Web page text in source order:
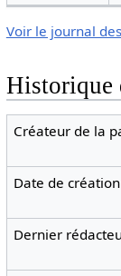
Voir le journal
Historique
Créateur de la
Date de
Dernier